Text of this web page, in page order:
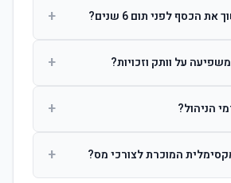
עוקבת אחרי מדד ספציפי ומאפשרת
לפני תום 6 שנים? +
לאחר 6 שנים ניתן למשוך פטור ממס עד לתקרה
על וותק וזכויות? +
להיספר מיום ההפקדה הראשונה.
הניהול? +
הצטרפות.המוכרת לצורכי מס? +